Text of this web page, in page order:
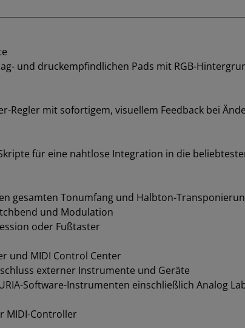
und druckempfindlichen Pads mit RGB-
Regler mit sofortigem, visuellem Feedback bei
für eine nahtlose Integration in die
gesamten Tonumfang und Halbton-
und Modulation
oder Fußtaster
und MIDI Control Center
externer Instrumente und Geräte
Software-Instrumenten einschließlich Analog
MIDI-Controller